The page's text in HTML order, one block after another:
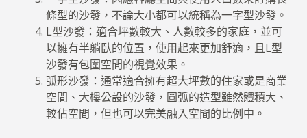
條型的沙發，不論大小都可以統稱為一字型沙發。
L型沙發：適合坪數較大、人數較多的家庭，並可
以擁有半躺臥的位置，使用起來更加舒適，且L型
沙發有包圍空間的視覺效果。
弧形沙發：通常適合擁有超大坪數的住家或是商業
空間、大樓公設的沙發，圓弧的造型雖然體積大、
較佔空間，但也可以完美融入空間的比例中。